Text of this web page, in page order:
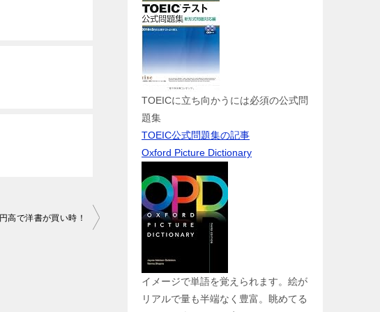
円高で洋書が買い時！
TOEICに立ち向かうには必須の公式問
題集
TOEIC公式問題集の記事
Oxford Picture Dictionary
イメージで単語を覚えられます。絵が
リアルで量も半端なく豊富。眺めてる